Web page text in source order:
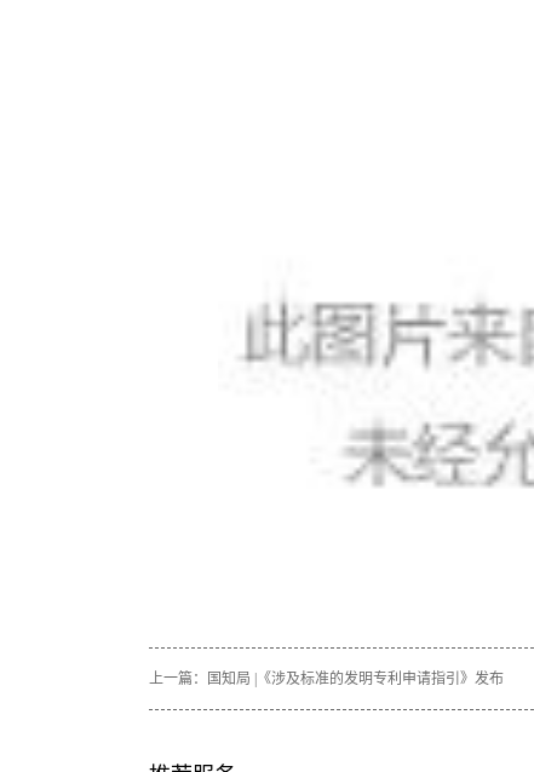
上一篇： 国知局 |《涉及标准的发明专利申请指引》发布